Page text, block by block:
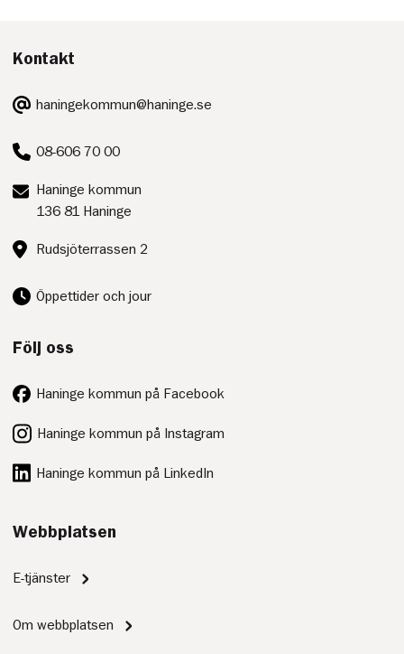
Kontakt
E-
post:
haningekommun@haninge.se
Telefon:
08-606 70 00
Postadress:
Haninge kommun
136 81 Haninge
Besöksadress:
Rudsjöterrassen 2
Öppettider och jour
Följ oss
Haninge kommun på Facebook
Haninge kommun på Instagram
Haninge kommun på LinkedIn
Webbplatsen
E-tjänster
Om webbplatsen